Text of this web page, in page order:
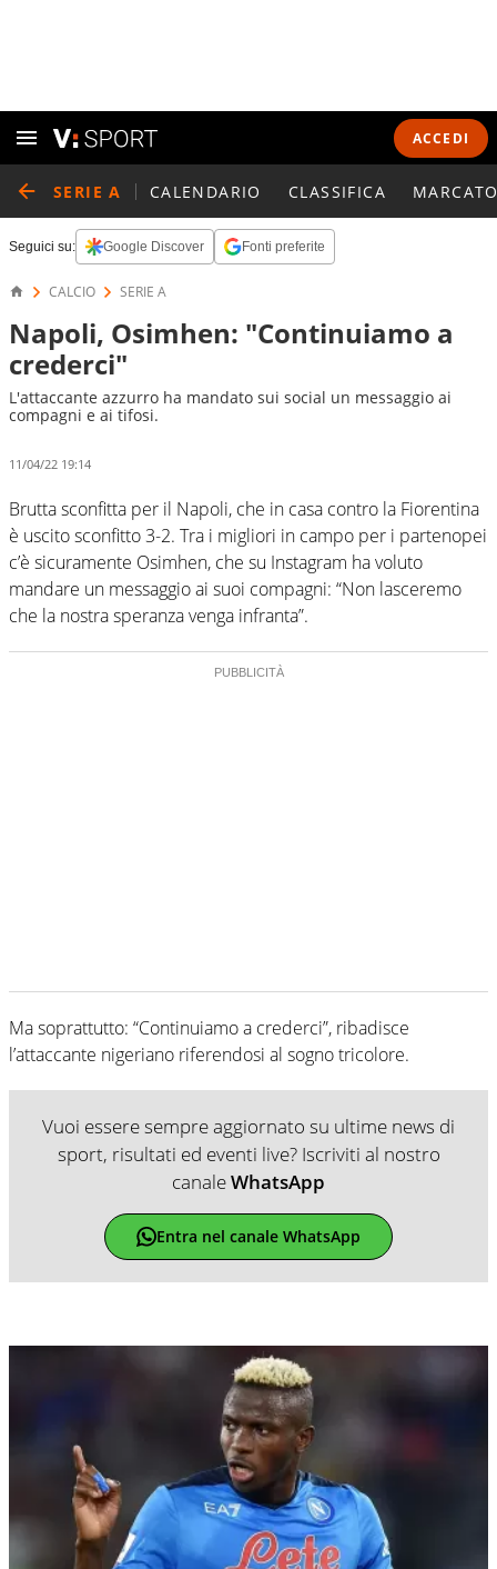
ACCEDI
SERIE A CALENDARIO CLASSIFICA
Seguici su: Google Discover Fonti preferite
CALCIO SERIE A
Napoli, Osimhen: "Continuiamo a
crederci"
L'attaccante azzurro ha mandato sui social un messaggio ai
compagni e ai tifosi.
11/04/22 19:14
Brutta sconfitta per il Napoli, che in casa contro la Fiorentina
è uscito sconfitto 3-2. Tra i migliori in campo per i partenopei
c’è sicuramente Osimhen, che su Instagram ha voluto
mandare un messaggio ai suoi compagni: “Non lasceremo
che la nostra speranza venga infranta”.
Ma soprattutto: “Continuiamo a crederci”, ribadisce
l’attaccante nigeriano riferendosi al sogno tricolore.
Vuoi essere sempre aggiornato su ultime news di
sport, risultati ed eventi live? Iscriviti al nostro
canaleWhatsApp
Entra nel canale WhatsApp